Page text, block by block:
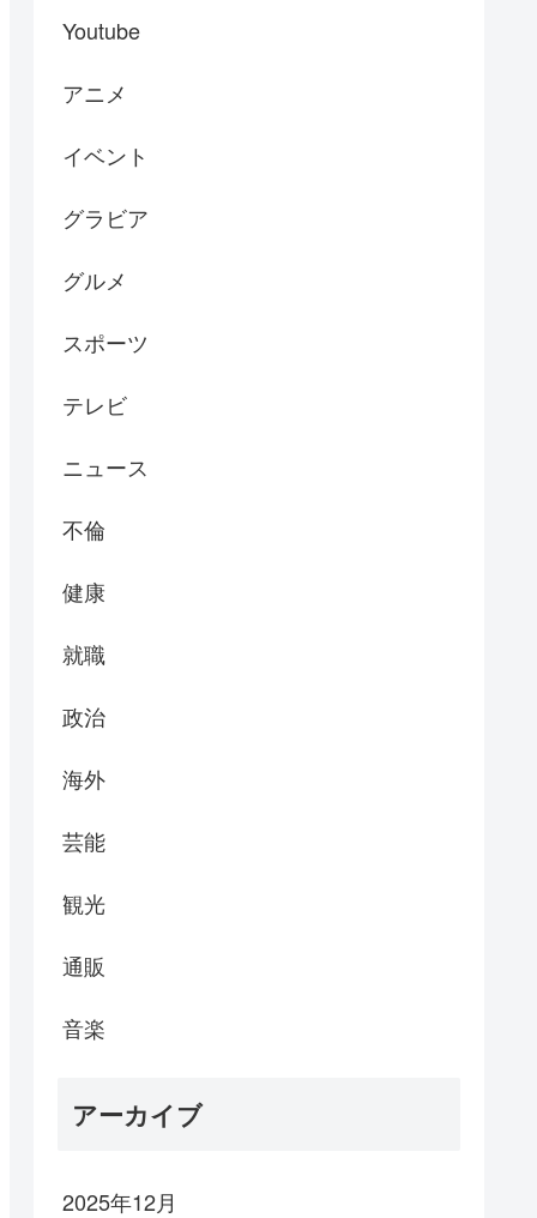
Youtube
アニメ
イベント
グラビア
グルメ
スポーツ
テレビ
ニュース
不倫
健康
就職
政治
海外
芸能
観光
通販
音楽
アーカイブ
2025年12月